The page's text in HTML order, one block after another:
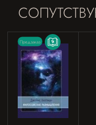
Предзаказ